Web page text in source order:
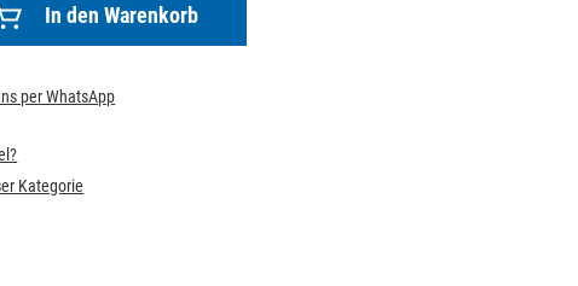
In den Warenkorb
per WhatsApp
Kategorie